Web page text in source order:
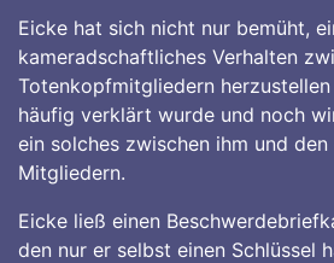
Eicke hat sich nicht nur bemüht,
kameradschaftliches Verhalten
Totenkopfmitgliedern
häufig verklärt wurde und noch
ein solches zwischen ihm und den
Mitgliedern.
Eicke ließ einen
den nur er selbst einen Schlüssel